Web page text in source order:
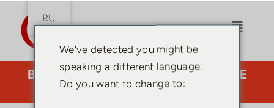
ВАМ НУЖЕН АДВОКАТ? НАЖМИТЕ
ЗДЕСЬ.
RU
We've detected you might be
speaking a different language.
Do you want to change to: